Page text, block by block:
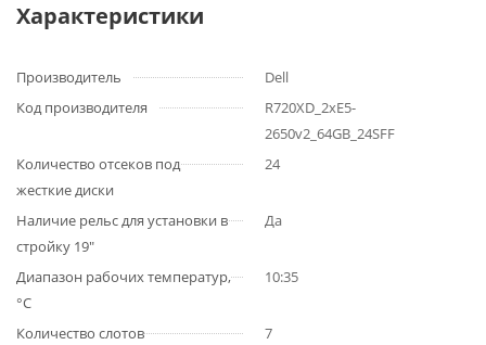
Характеристики
Производитель
Dell
Код производителя
R720XD_2xE5-
2650v2_64GB_24SFF
Количество отсеков под
жесткие диски
24
Наличие рельс для установки в
стройку 19"
Да
Диапазон рабочих температур,
°C
10:35
Количество слотов
7